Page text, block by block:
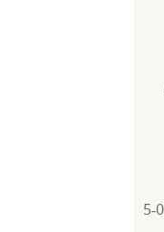
نتشرَّفُ باستقبال الأطفال ممن تتراوح أعمارهم بين 0-5